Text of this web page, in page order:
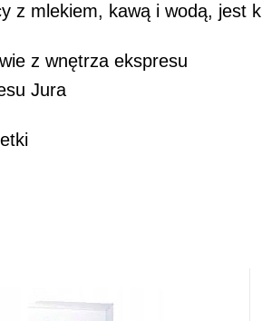
z mlekiem, kawą i wodą, jest
z wnętrza ekspresu
Jura